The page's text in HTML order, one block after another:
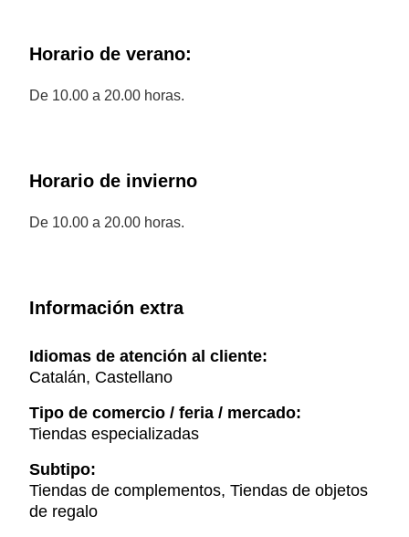
Horario de verano:
De 10.00 a 20.00 horas.
Horario de invierno
De 10.00 a 20.00 horas.
Información extra
Idiomas de atención al cliente:
Catalán, Castellano
Tipo de comercio / feria / mercado:
Tiendas especializadas
Subtipo:
Tiendas de complementos, Tiendas de objetos
de regalo